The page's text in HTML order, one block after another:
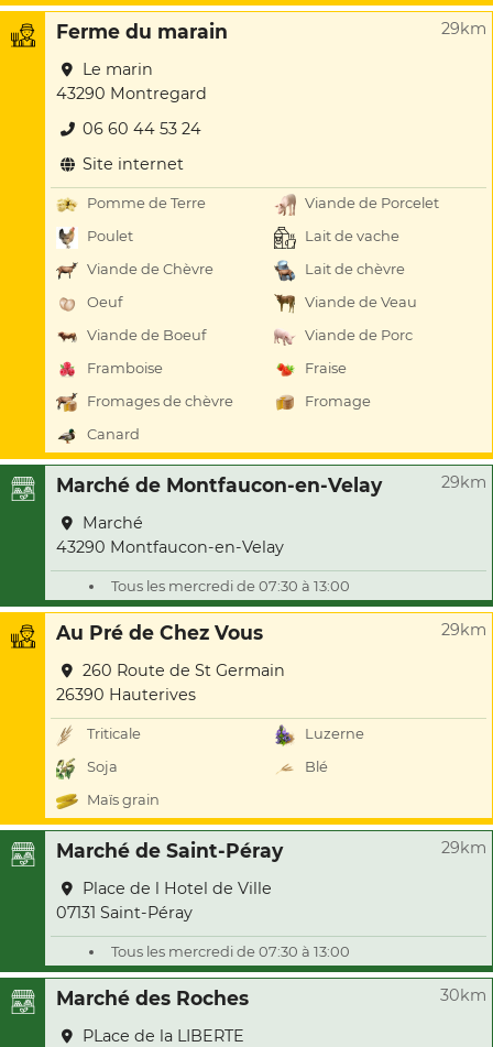
Ferme du marain 29km
Le marin
43290 Montregard
06 60 44 53 24
Site internet
Pomme de Terre
Viande de Porcelet
Poulet
Lait de vache
Viande de Chèvre
Lait de chèvre
Oeuf
Viande de Veau
Viande de Boeuf
Viande de Porc
Framboise
Fraise
Fromages de chèvre
Fromage
Canard
Marché de Montfaucon-en-Velay 29km
Marché
43290 Montfaucon-en-Velay
Tous les mercredi de 07:30 à 13:00
Au Pré de Chez Vous 29km
260 Route de St Germain
26390 Hauterives
Triticale
Luzerne
Soja
Blé
Maïs grain
Marché de Saint-Péray 29km
Place de l Hotel de Ville
07131 Saint-Péray
Tous les mercredi de 07:30 à 13:00
Marché des Roches 30km
PLace de la LIBERTE